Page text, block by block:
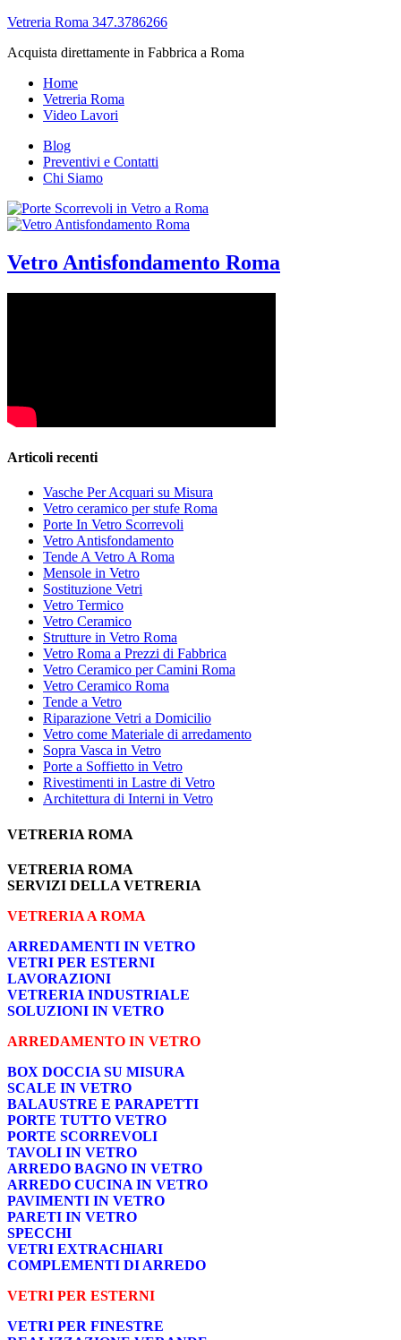
Vetreria Roma 347.3786266
Acquista direttamente in Fabbrica a Roma
Home
Vetreria Roma
Video Lavori
Blog
Preventivi e Contatti
Chi Siamo
Vetro Antisfondamento Roma
Articoli recenti
Vasche Per Acquari su Misura
Vetro ceramico per stufe Roma
Porte In Vetro Scorrevoli
Vetro Antisfondamento
Tende A Vetro A Roma
Mensole in Vetro
Sostituzione Vetri
Vetro Termico
Vetro Ceramico
Strutture in Vetro Roma
Vetro Roma a Prezzi di Fabbrica
Vetro Ceramico per Camini Roma
Vetro Ceramico Roma
Tende a Vetro
Riparazione Vetri a Domicilio
Vetro come Materiale di arredamento
Sopra Vasca in Vetro
Porte a Soffietto in Vetro
Rivestimenti in Lastre di Vetro
Architettura di Interni in Vetro
VETRERIA ROMA
VETRERIA ROMA
SERVIZI DELLA VETRERIA
VETRERIA A ROMA
ARREDAMENTI IN VETRO
VETRI PER ESTERNI
LAVORAZIONI
VETRERIA INDUSTRIALE
SOLUZIONI IN VETRO
ARREDAMENTO IN VETRO
BOX DOCCIA SU MISURA
SCALE IN VETRO
BALAUSTRE E PARAPETTI
PORTE TUTTO VETRO
PORTE SCORREVOLI
TAVOLI IN VETRO
ARREDO BAGNO IN VETRO
ARREDO CUCINA IN VETRO
PAVIMENTI IN VETRO
PARETI IN VETRO
SPECCHI
VETRI EXTRACHIARI
COMPLEMENTI DI ARREDO
VETRI PER ESTERNI
VETRI PER FINESTRE